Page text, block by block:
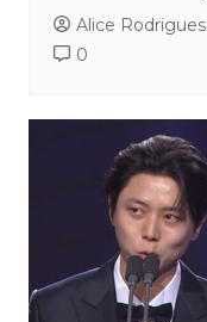
Alice Rodrigues
0